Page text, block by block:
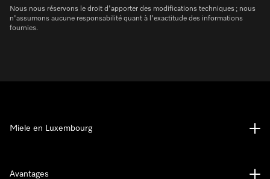
Nous nous réservons le droit d'apporter des modifications techniques ; nous
n'assumons aucune responsabilité quant à l'exactitude des informations
fournies.
Miele en Luxembourg
Avantages